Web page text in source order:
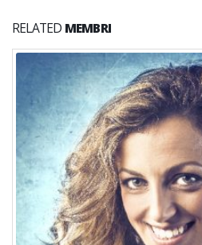
RELATED MEMBRI